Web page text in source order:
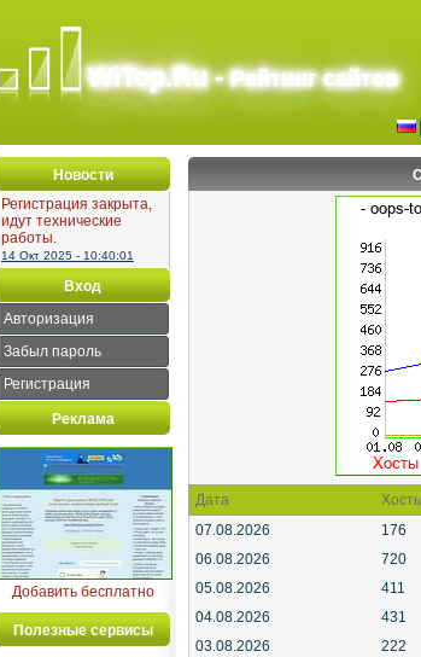
WiTop.Ru -Рейтинг сайтов
Новости
Регистрация закрыта,
идут технические
работы.
14 Окт 2025 - 10:40:01
Вход
Авторизация
Забыл пароль
Регистрация
Реклама
Добавить бесплатно
Полезные сервисы
Дата
07.08.2026
176
06.08.2026
720
05.08.2026
411
04.08.2026
431
03.08.2026
222